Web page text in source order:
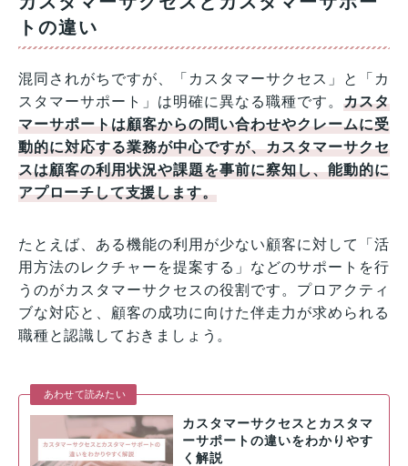
トの違い
混同されがちですが、「カスタマーサクセス」と「カ
スタマーサポート」は明確に異なる職種です。カスタ
マーサポートは顧客からの問い合わせやクレームに受
動的に対応する業務が中心ですが、カスタマーサクセ
スは顧客の利用状況や課題を事前に察知し、能動的に
アプローチして支援します。
たとえば、ある機能の利用が少ない顧客に対して「活
用方法のレクチャーを提案する」などのサポートを行
うのがカスタマーサクセスの役割です。プロアクティ
ブな対応と、顧客の成功に向けた伴走力が求められる
職種と認識しておきましょう。
あわせて読みたい
カスタマーサクセスとカスタマ
ーサポートの違いをわかりやす
く解説